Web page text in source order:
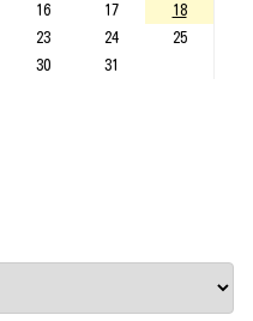
16 17
18
23 24
25
30 31